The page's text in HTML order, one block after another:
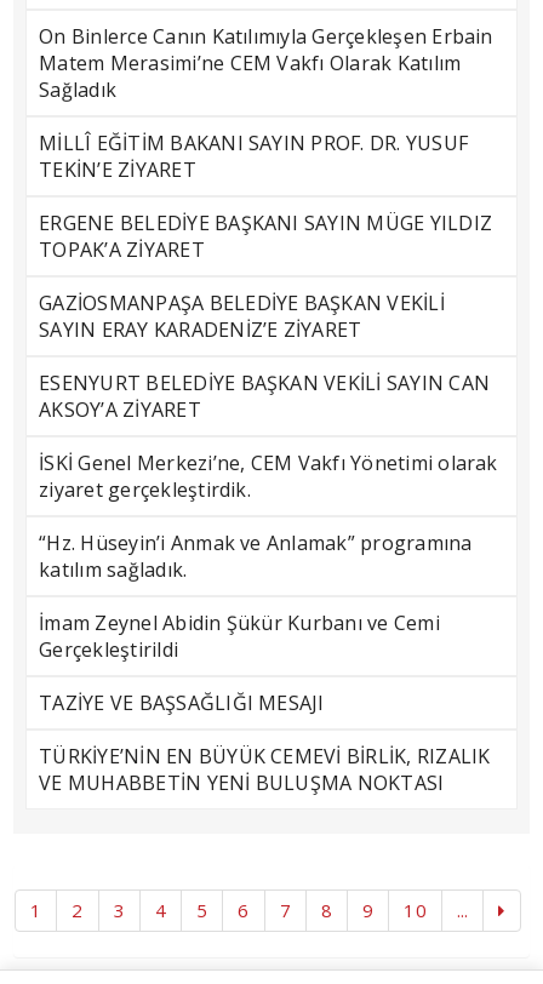
On Binlerce Canın Katılımıyla Gerçekleşen Erbain
Matem Merasimi’ne CEM Vakfı Olarak Katılım
Sağladık
MİLLÎ EĞİTİM BAKANI SAYIN PROF. DR. YUSUF
TEKİN’E ZİYARET
ERGENE BELEDİYE BAŞKANI SAYIN MÜGE YILDIZ
TOPAK’A ZİYARET
GAZİOSMANPAŞA BELEDİYE BAŞKAN VEKİLİ
SAYIN ERAY KARADENİZ’E ZİYARET
ESENYURT BELEDİYE BAŞKAN VEKİLİ SAYIN CAN
AKSOY’A ZİYARET
İSKİ Genel Merkezi’ne, CEM Vakfı Yönetimi olarak
ziyaret gerçekleştirdik.
“Hz. Hüseyin’i Anmak ve Anlamak” programına
katılım sağladık.
İmam Zeynel Abidin Şükür Kurbanı ve Cemi
Gerçekleştirildi
TAZİYE VE BAŞSAĞLIĞI MESAJI
TÜRKİYE’NİN EN BÜYÜK CEMEVİ BİRLİK, RIZALIK
VE MUHABBETİN YENİ BULUŞMA NOKTASI
1 2 3 4 5 6 7 8 9 10 ...